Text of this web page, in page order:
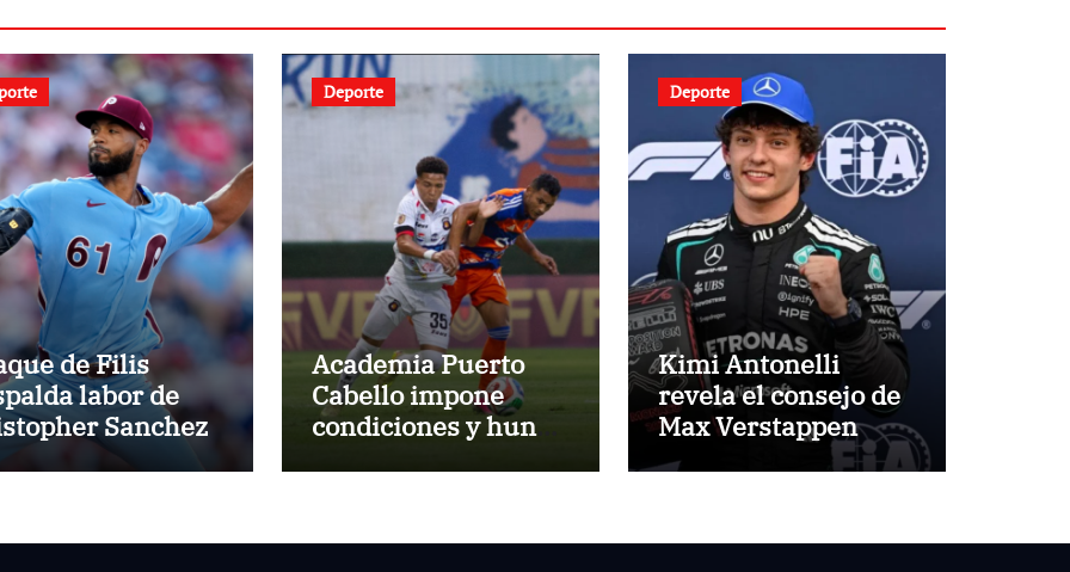
de Filis
labor de
Sanchez
Deporte
Academia Puerto
Cabello impone
condiciones y hunde
Deporte
Kimi Antonelli
revela el consejo de
Max Verstappen